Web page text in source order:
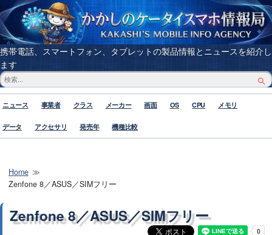
携帯電話、スマートフォン、タブレットの製品情報とニュースを紹介し
ます
ニュース 事業者 クラス メーカー 画面 OS CPU メモリ
データ アクセサリ 発売年 機種比較
Home
Zenfone 8／ASUS／SIMフリー
Zenfone 8／ASUS／SIMフリー